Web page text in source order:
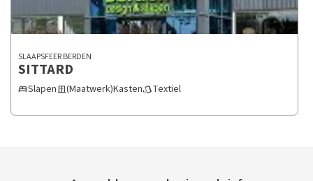
SLAAPSFEER BERDEN
SITTARD
bedSlapendoor_sliding(Maatwerk)KastenstyleTextiel